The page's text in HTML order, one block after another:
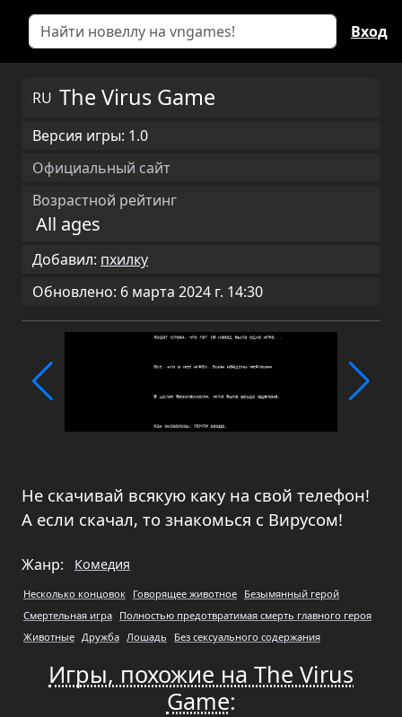
Вход
RU The Virus Game
Версия игры: 1.0
Официальный сайт
Возрастной рейтинг
All ages
Добавил: пхилку
Обновлено: 6 марта 2024 г. 14:30
Не скачивай всякую каку на свой телефон!
А если скачал, то знакомься с Вирусом!
Жанр: Комедия
Несколько концовок Говорящее животное Безымянный герой
Смертельная игра Полностью предотвратимая смерть главного героя
Животные Дружба Лошадь Без сексуального содержания
Игры, похожие на The Virus
Game: